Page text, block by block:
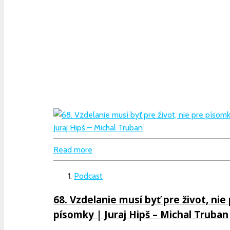
Read more
Podcast
68. Vzdelanie musí byť pre život, nie
písomky | Juraj Hipš – Michal Truban